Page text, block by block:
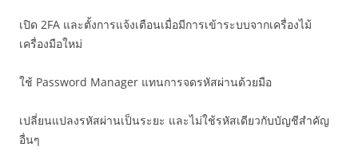
เปิด 2FA และตั้งการแจ้งเตือนเมื่อมีการเข้าระบบจากเครื่องไม้
เครื่องมือใหม่
ใช้ Password Manager แทนการจดรหัสผ่านด้วยมือ
เปลี่ยนแปลงรหัสผ่านเป็นระยะ และไม่ใช้รหัสเดียวกับบัญชีสำคัญ
อื่นๆ